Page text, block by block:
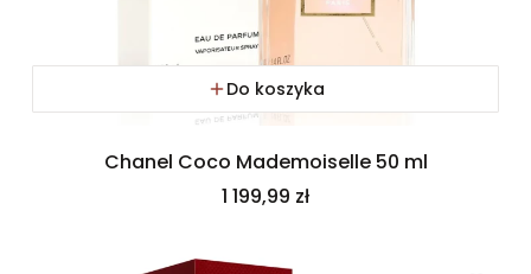
Do koszyka
Chanel Coco Mademoiselle 50 ml
Cena
1 199,99 zł